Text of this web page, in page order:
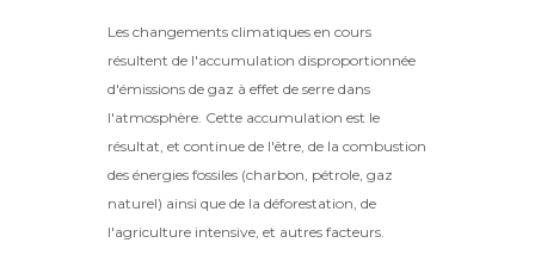
Les changements climatiques en cours
résultent de l'accumulation disproportionnée
d'émissions de gaz à effet de serre dans
l'atmosphère. Cette accumulation est le
résultat, et continue de l'être, de la combustion
des énergies fossiles (charbon, pétrole, gaz
naturel) ainsi que de la déforestation, de
l'agriculture intensive, et autres facteurs.